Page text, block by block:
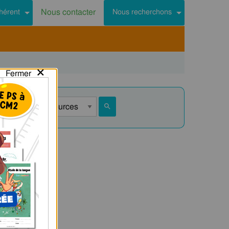
Nous contacter Nous recherchons
Fermer×